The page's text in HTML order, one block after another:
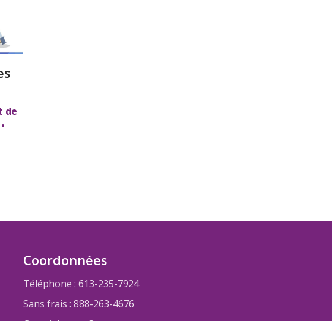
de
Coordonnées
Téléphone : 613-235-7924
Sans frais : 888-263-4676